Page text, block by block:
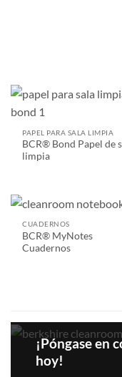
PAPEL PARA SALA LIMPIA
BCR® Bond Papel de
limpia
CUADERNOS
BCR® MyNotes
Cuadernos
¡Póngase en
hoy!